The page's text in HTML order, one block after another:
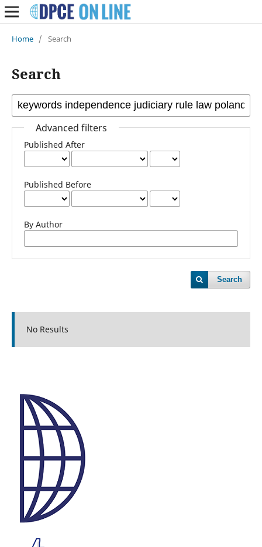
Home / Search
Search
Advanced filters
Published After
Published Before
By Author
Search
No Results